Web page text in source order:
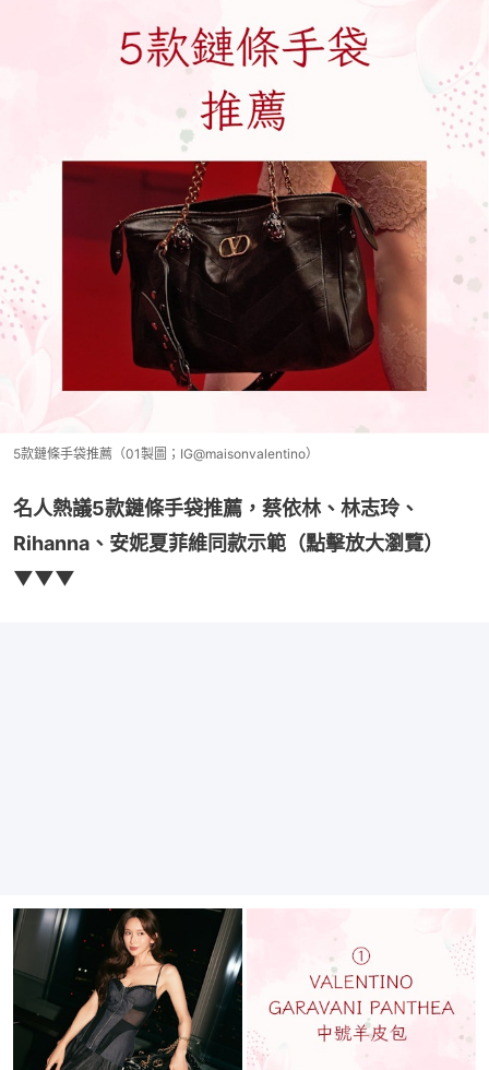
5款鏈條手袋推薦（01製圖；IG@maisonvalentino）
名人熱議5款鏈條手袋推薦，蔡依林、林志玲、
Rihanna、安妮夏菲維同款示範（點擊放大瀏覽）
▼▼▼